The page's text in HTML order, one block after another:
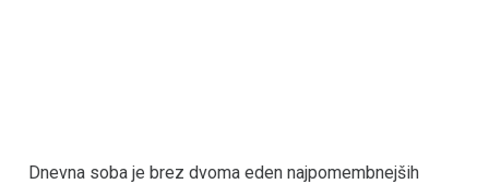
Dnevna soba je brez dvoma eden najpomembnejših